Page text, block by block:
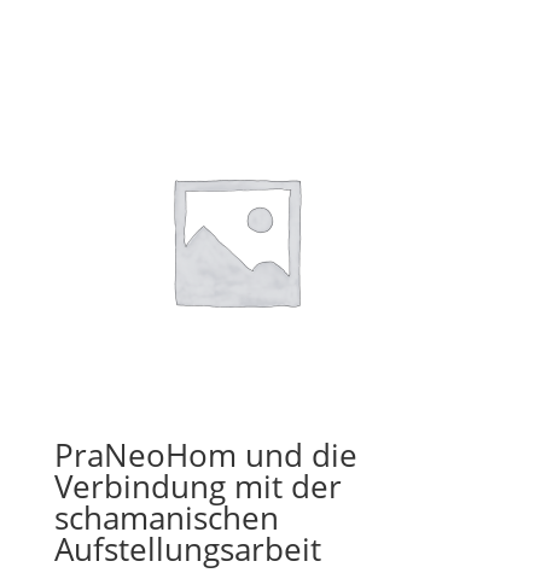
PraNeoHom und die
Verbindung mit der
schamanischen
Aufstellungsarbeit